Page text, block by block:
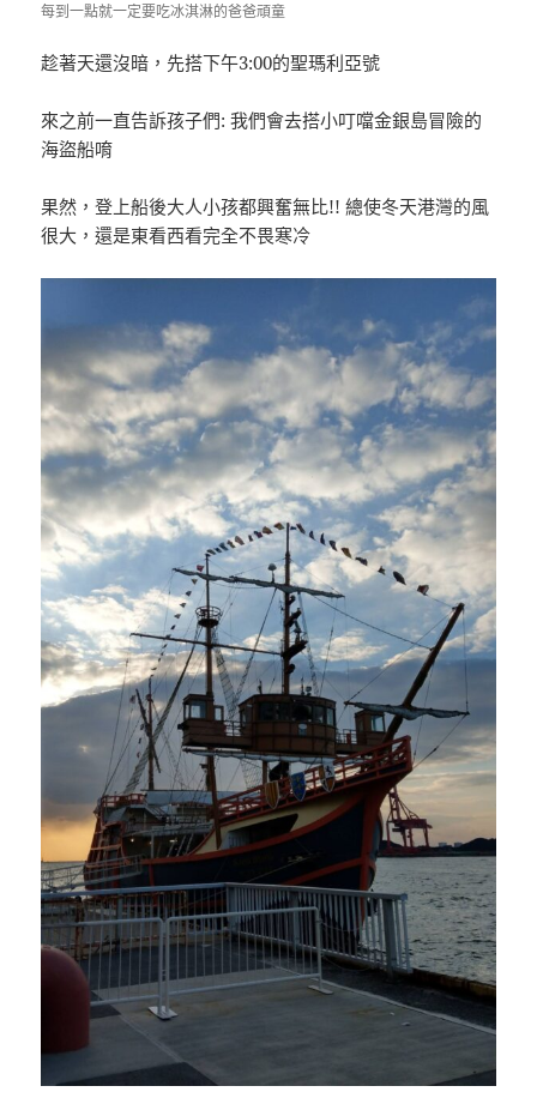
每到一點就一定要吃冰淇淋的爸爸頑童
趁著天還沒暗，先搭下午3:00的聖瑪利亞號
來之前一直告訴孩子們: 我們會去搭小叮噹金銀島冒險的
海盜船唷
果然，登上船後大人小孩都興奮無比!! 總使冬天港灣的風
很大，還是東看西看完全不畏寒冷